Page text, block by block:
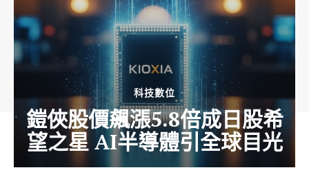
科技數位
鎧俠股價飆漲5.8倍成日股希
望之星 AI半導體引全球目光